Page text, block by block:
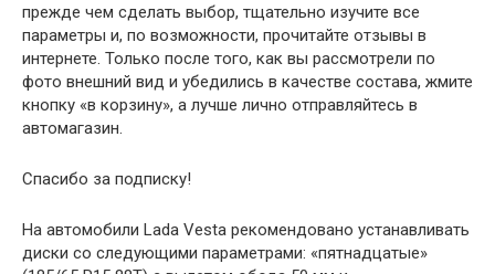
прежде чем сделать выбор, тщательно изучите все
параметры и, по возможности, прочитайте отзывы в
интернете. Только после того, как вы рассмотрели по
фото внешний вид и убедились в качестве состава, жмите
кнопку «в корзину», а лучше лично отправляйтесь в
автомагазин.
Спасибо за подписку!
На автомобили Lada Vesta рекомендовано устанавливать
диски со следующими параметрами: «пятнадцатые»